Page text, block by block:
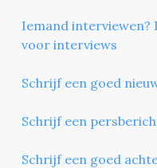
Iemand interviewen?
voor interviews
Schrijf een goed
Schrijf een
Schrijf een goed